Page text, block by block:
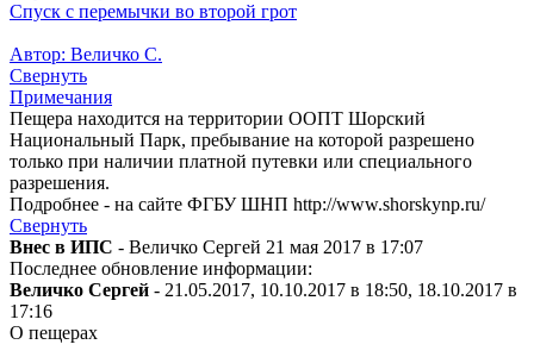
Спуск с перемычки во второй грот
Автор: Величко С.
Свернуть
Примечания
Пещера находится на территории ООПТ Шорский
Национальный Парк, пребывание на которой разрешено
только при наличии платной путевки или специального
разрешения.
Подробнее - на сайте ФГБУ ШНП http://www.shorskynp.ru/
Свернуть
Внес в ИПС - Величко Сергей 21 мая 2017 в 17:07
Последнее обновление информации:
Величко Сергей - 21.05.2017, 10.10.2017 в 18:50, 18.10.2017 в
17:16
О пещерах